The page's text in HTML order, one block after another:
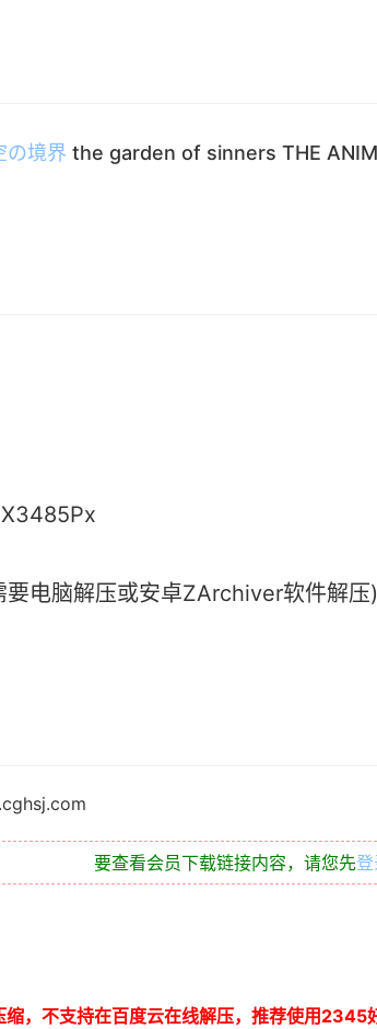
の境界 the garden of sinners THE
要电脑解压或安卓ZArchiver软件解压)
要查看会员下载链接内容，请您先
缩，不支持在百度云在线解压，推荐使用 2345